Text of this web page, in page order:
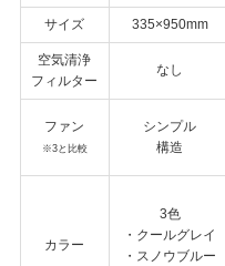
サイズ 335×950mm
空気清浄
フィルター
なし
ファン
※3と比較
シンプル
構造
カラー
3色
・クールグレイ
・スノウブルー